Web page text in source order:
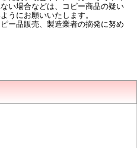
い場合などは、コピー商品の疑い
うにお願いいたします。
ー品販売、製造業者の摘発に努め